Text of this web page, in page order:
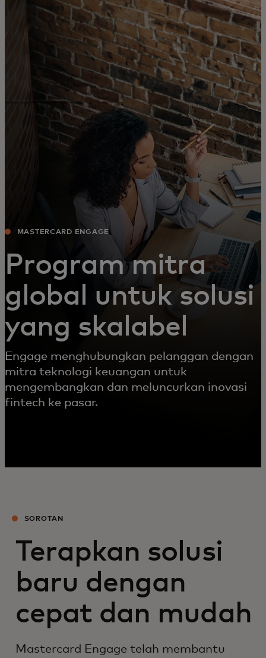
Untuk Anda
Untuk bisnis
Untuk dunia
Untuk inovator
MASTERCARD ENGAGE
Program mitra
global untuk solusi
yang skalabel
Engage menghubungkan pelanggan dengan
mitra teknologi keuangan untuk
mengembangkan dan meluncurkan inovasi
fintech ke pasar.
SOROTAN
Terapkan solusi
baru dengan
cepat dan mudah
Mastercard Engage telah membantu